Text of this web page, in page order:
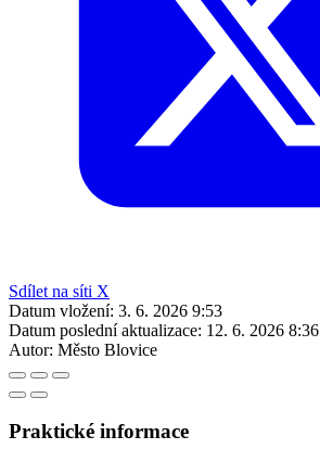
Sdílet na síti X
Datum vložení: 3. 6. 2026 9:53
Datum poslední aktualizace: 12. 6. 2026 8:36
Autor: Město Blovice
Praktické informace